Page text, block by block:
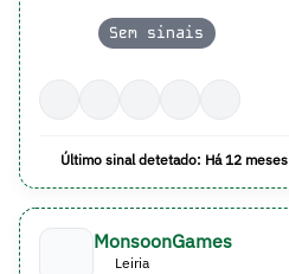
Sem sinais
Último sinal detetado: Há 12 meses
MonsoonGames
Leiria